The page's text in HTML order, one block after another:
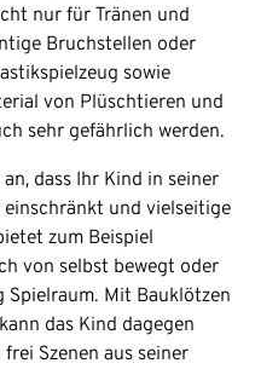
nur für Tränen und
Bruchstellen oder
sowie
von Plüschtieren und
sehr gefährlich werden.
dass Ihr Kind in seiner
und vielseitige
zum Beispiel
von selbst bewegt oder
Spielraum. Mit Bauklötzen
das Kind dagegen
Szenen aus seiner